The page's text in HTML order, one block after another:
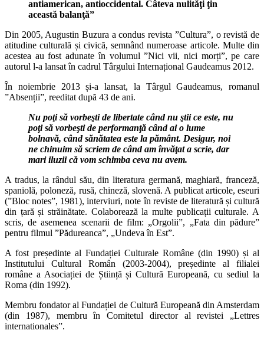
antiamerican, antioccidental. Câteva nulităţi ţin
această balanţă”
Din 2005, Augustin Buzura a condus revista ”Cultura”, o revistă de
atitudine culturală și civică, semnând numeroase articole. Multe din
acestea au fost adunate în volumul ”Nici vii, nici morți”, pe care
autorul l-a lansat în cadrul Târgului Internațional Gaudeamus 2012.
În noiembrie 2013 și-a lansat, la Târgul Gaudeamus, romanul
”Absenții”, reeditat după 43 de ani.
Nu poţi să vorbeşti de libertate când nu ştii ce este, nu
poţi să vorbeşti de performanţă când ai o lume
bolnavă, când sănătatea este la pământ. Desigur, noi
ne chinuim să scriem de când am învăţat a scrie, dar
mari iluzii că vom schimba ceva nu avem.
A tradus, la rândul său, din literatura germană, maghiară, franceză,
spaniolă, poloneză, rusă, chineză, slovenă. A publicat articole, eseuri
(”Bloc notes”, 1981), interviuri, note în reviste de literatură și cultură
din țară și străinătate. Colaborează la multe publicații culturale. A
scris, de asemenea scenarii de film: „Orgolii”, „Fata din pădure”
pentru filmul ”Pădureanca”, „Undeva în Est”.
A fost președinte al Fundației Culturale Române (din 1990) și al
Institutului Cultural Român (2003-2004), președinte al filialei
române a Asociației de Știință și Cultură Europeană, cu sediul la
Roma (din 1992).
Membru fondator al Fundației de Cultură Europeană din Amsterdam
(din 1987), membru în Comitetul director al revistei „Lettres
internationales”.